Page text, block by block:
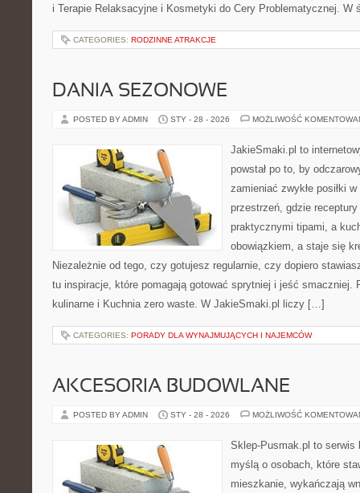
i Terapie Relaksacyjne i Kosmetyki do Cery Problematycznej. W
CATEGORIES: RODZINNE ATRAKCJE
DANIA SEZONOWE
POSTED BY ADMIN STY - 28 - 2026 MOŻLIWOŚĆ
JakieSmaki.pl to
powstał po to, by
zamieniać zwykłe posiłki
przestrzeń, gdzie
praktycznymi tipami, a
obowiązkiem, a staje się
Niezależnie od tego, czy gotujesz regularnie, czy dopiero
tu inspiracje, które pomagają gotować sprytniej i jeść smaczniej.
kulinarne i Kuchnia zero waste. W JakieSmaki.pl liczy […]
CATEGORIES: PORADY DLA WYNAJMUJĄCYCH I NAJEMCÓW
AKCESORIA BUDOWLANE
POSTED BY ADMIN STY - 28 - 2026 MOŻLIWOŚĆ
Sklep-Pusmak.pl to serwis
myślą o osobach, które
mieszkanie, wykańczają